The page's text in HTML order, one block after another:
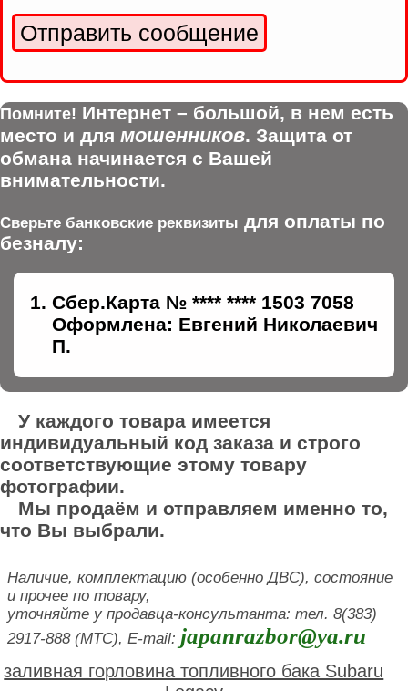
Помните! Интернет – большой, в нем есть
место и для мошенников. Защита от
обмана начинается с Вашей
внимательности.
Сверьте банковские реквизиты для оплаты по
безналу:
Сбер.Карта № **** **** 1503 7058
Оформлена: Евгений Николаевич
П.
У каждого товара имеется
индивидуальный код заказа и строго
соответствующие этому товару
фотографии.
Мы продаём и отправляем именно то,
что Вы выбрали.
Наличие, комплектацию (особенно ДВС), состояние
и прочее по товару,
уточняйте у продавца-консультанта: тел. 8(383)
2917-888 (МТС), E-mail: japanrazbor@ya.ru
заливная горловина топливного бака Subaru